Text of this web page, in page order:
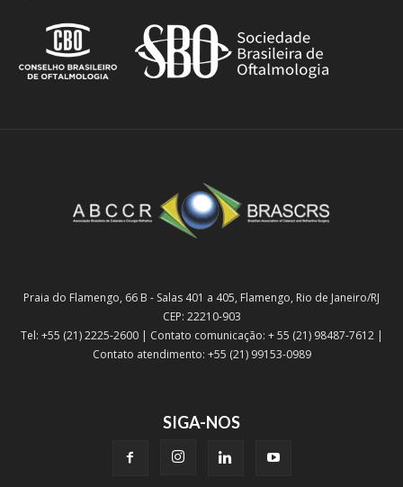
Praia do Flamengo, 66 B - Salas 401 a 405, Flamengo, Rio de Janeiro/RJ
CEP: 22210-903
Tel: +55 (21) 2225-2600 | Contato comunicação: + 55 (21) 98487-7612 |
Contato atendimento: +55 (21) 99153-0989
SIGA-NOS